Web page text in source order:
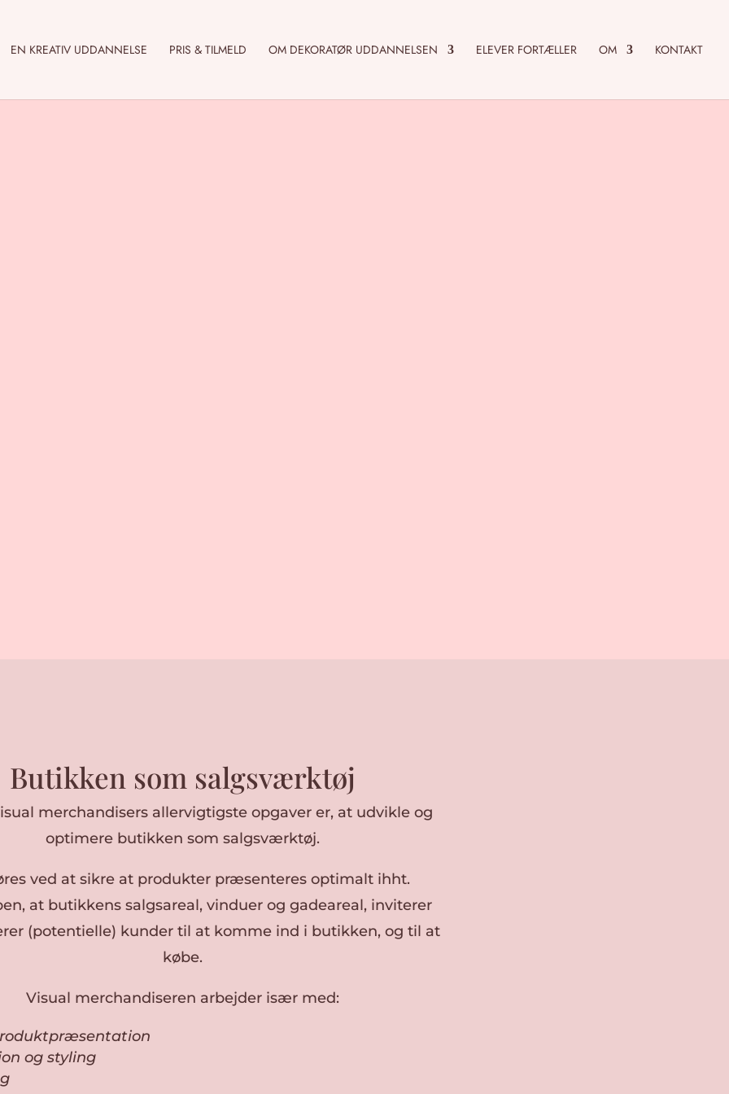
EN KREATIV UDDANNELSE PRIS & TILMELD OM DEKORATØR UDDANNELSEN ELEVER FORTÆLLER OM KONTAKT
Butikken som salgsværktøj
merchandisers allervigtigste opgaver er, at udvikle og
optimere butikken som salgsværktøj.
ved at sikre at produkter præsenteres optimalt ihht.
at butikkens salgsareal, vinduer og gadeareal, inviterer
(potentielle) kunder til at komme ind i butikken, og til at
købe.
Visual merchandiseren arbejder især med:
og styling